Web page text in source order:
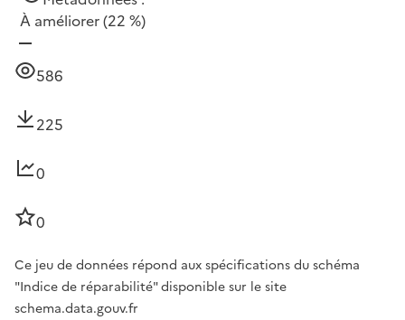
À améliorer(22 %)
586
225
0
0
Ce jeu de données répond aux spécifications du schéma
"Indice de réparabilité" disponible sur le site
schema.data.gouv.fr